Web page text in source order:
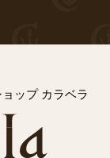
ップ カラベラ